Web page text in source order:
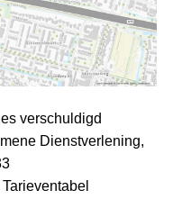
verschuldigd
Dienstverlening,